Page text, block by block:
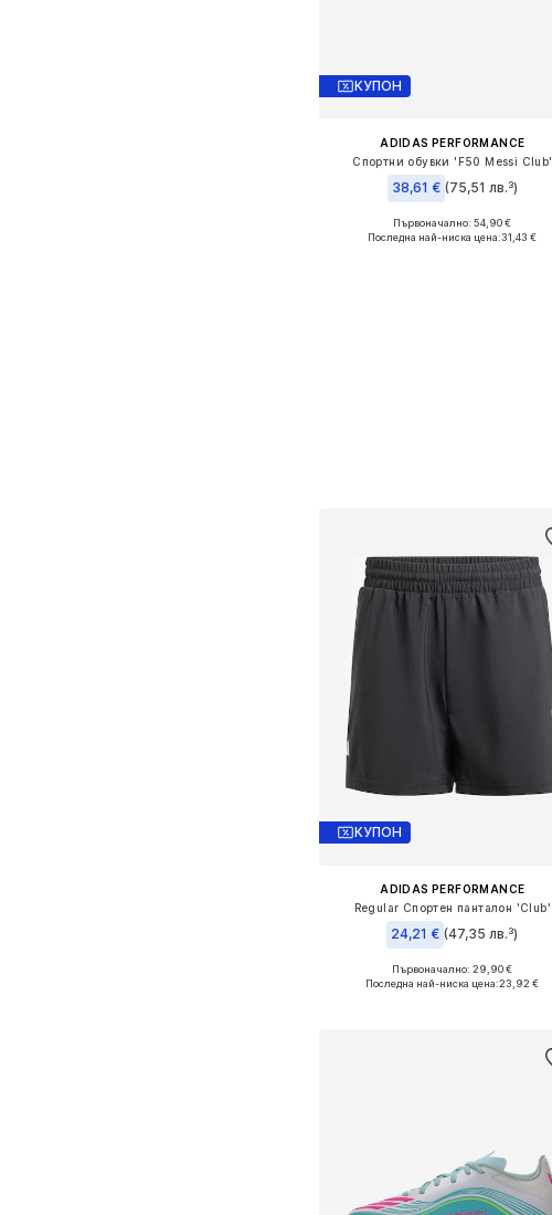
КУПОН
ADIDAS PERFORMANCE
Спортни обувки 'F50 Messi Club'
38,61 € (75,51 лв.³)
Първоначално: 54,90 €
Последна най-ниска цена:31,43 €
КУПОН
ADIDAS PERFORMANCE
Regular Спортен панталон 'Club'
24,21 € (47,35 лв.³)
Първоначално: 29,90 €
Последна най-ниска цена:23,92 €